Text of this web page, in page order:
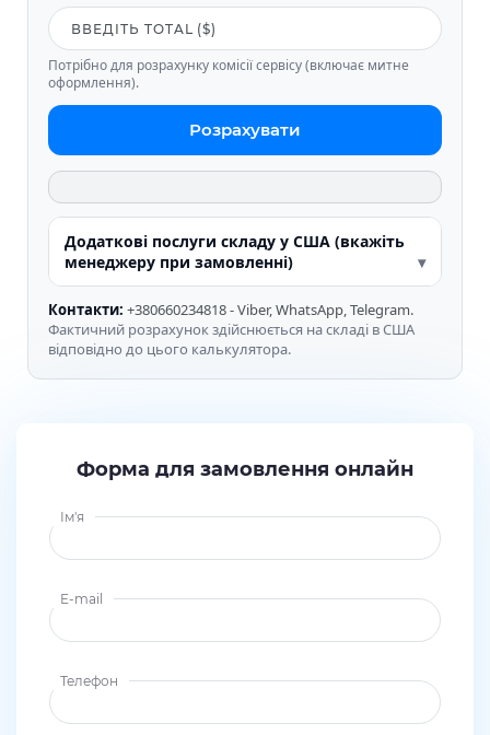
Потрібно для розрахунку комісії сервісу (включає митне
оформлення).
Розрахувати
Додаткові послуги складу у США (вкажіть
менеджеру при замовленні)
Контакти: +380660234818 - Viber, WhatsApp, Telegram.
Фактичний розрахунок здійснюється на складі в США
відповідно до цього калькулятора.
Форма для замовлення онлайн
Ім'я
E-mail
Телефон